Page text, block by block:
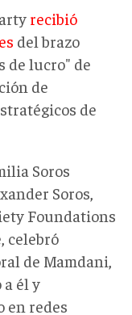
recibió
del brazo
de lucro" de
de
de
Soros
Soros,
Foundations
celebró
de Mamdani,
él y
en redes